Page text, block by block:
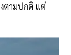
ตามปกติ แต่